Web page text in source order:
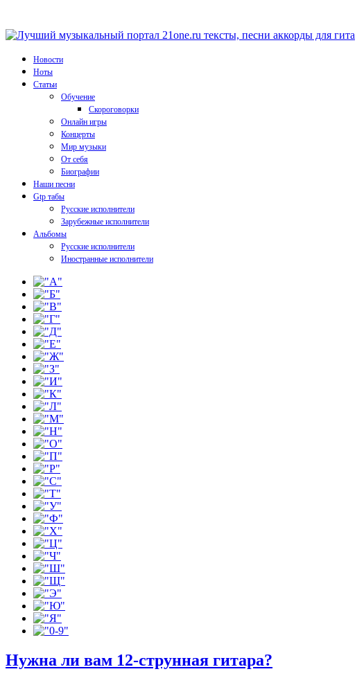
Новости
Ноты
Статьи
Обучение
Скороговорки
Онлайн игры
Концерты
Мир музыки
От себя
Биографии
Наши песни
Gtp табы
Русские исполнители
Зарубежные исполнители
Альбомы
Русские исполнители
Иностранные исполнители
Нужна ли вам 12-струнная гитара?